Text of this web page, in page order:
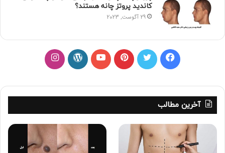
کاندید پروتز چانه هستند؟
29 آگوست, 2023
س
ب
و
ی
ی
ت
ن
ت
ی
د
پ
ر
ن
س
ت
آخرین مطالب